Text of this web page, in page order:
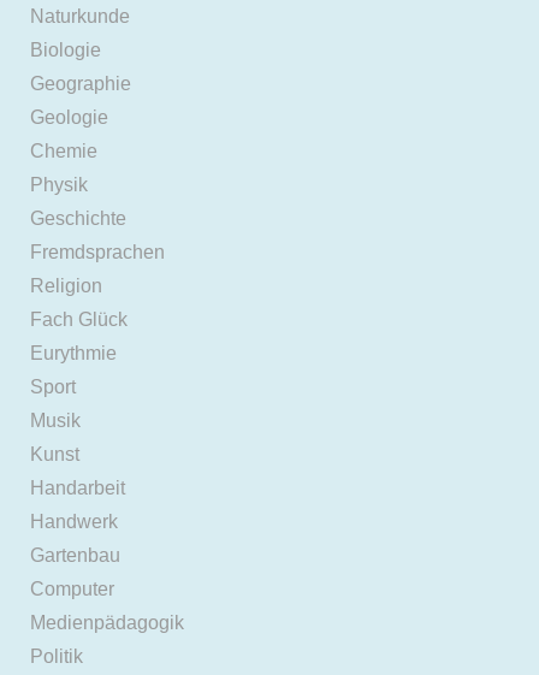
Naturkunde
Biologie
Geographie
Geologie
Chemie
Physik
Geschichte
Fremdsprachen
Religion
Fach Glück
Eurythmie
Sport
Musik
Kunst
Handarbeit
Handwerk
Gartenbau
Computer
Medienpädagogik
Politik